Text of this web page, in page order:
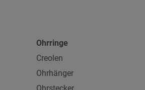
Ohrringe
Creolen
Ohrhänger